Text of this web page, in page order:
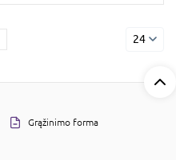
24
Grąžinimo forma